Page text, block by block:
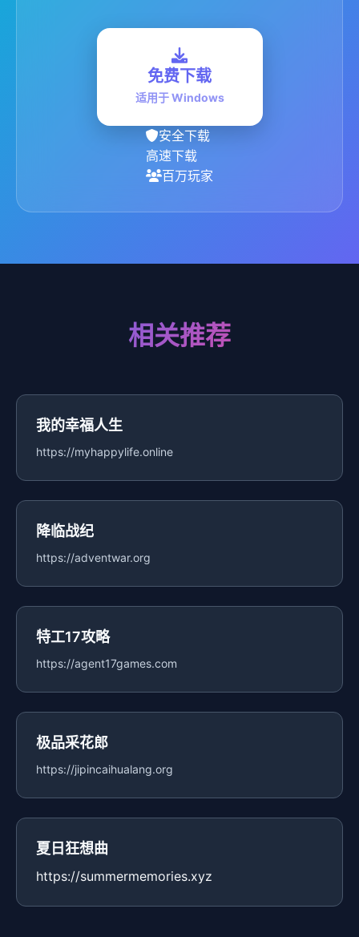
免费下载
适用于 Windows
安全下载
高速下载
百万玩家
相关推荐
我的幸福人生
https://myhappylife.online
降临战纪
https://adventwar.org
特工17攻略
https://agent17games.com
极品采花郎
https://jipincaihualang.org
夏日狂想曲
https://summermemories.xyz